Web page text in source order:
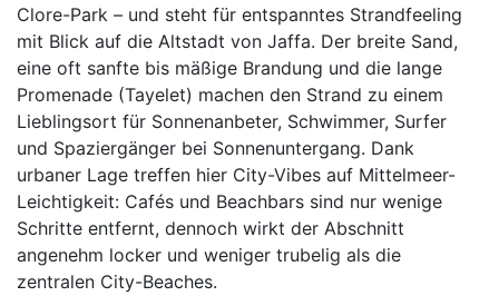
Clore-Park – und steht für entspanntes Strandfeeling
mit Blick auf die Altstadt von Jaffa. Der breite Sand,
eine oft sanfte bis mäßige Brandung und die lange
Promenade (Tayelet) machen den Strand zu einem
Lieblingsort für Sonnenanbeter, Schwimmer, Surfer
und Spaziergänger bei Sonnenuntergang. Dank
urbaner Lage treffen hier City-Vibes auf Mittelmeer-
Leichtigkeit: Cafés und Beachbars sind nur wenige
Schritte entfernt, dennoch wirkt der Abschnitt
angenehm locker und weniger trubelig als die
zentralen City-Beaches.